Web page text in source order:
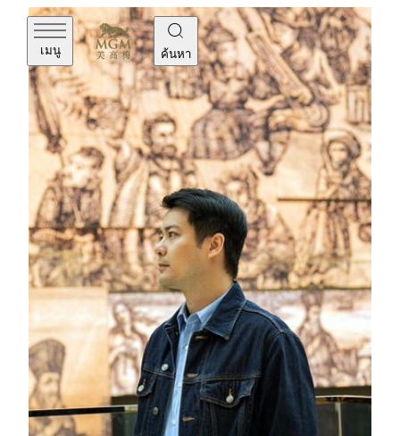
เมนู ค้นหา
1557 · Carrack
ศิลปินเคยเลียนแบบสไตล์แผนที่โบราณ ซึ่งสะท้อนให้เห็น
ถึงประวัติศาสตร์ของมาเก๊า ดังที่เขากล่าวไว้ว่า “ผม
อยากถ่ายทอดความคิดของผมผ่านผลงาน เพื่อให้ผู้คน
ตระหนักถึงการเปลี่ยนแปลงของมาเก๊ามากขึ้น” ในผล
งานชิ้นนี้ มีการวาดภาพเรือใบแครัค(Carrack) กำลังลอย
อยู่กลางมหาสมุทรอันลี้ลับ แล่นเรือออกสำรวจดินแดน
ใหม่ท่ามกลางดินแดนอันแปลกใหม่แห่งภาพลวงตาและ
ความเป็นจริง ร่วมกับกระดาษวาดเขียนที่ผ่านการเคลือบ
ด้วยชาและอะคริลิก ทำให้เกิดบรรยากาศของแผนที่
โบราณสมัยศตวรรษที่ 16 และ 17 ขนาดย่อส่วนที่ใช้ใน
ภาพวาดนี้ยังแสดงให้เห็นถึงฝีมืออันประณีตของศิลปินอีก
ด้วย
Eric Fok (เอริค ฟก)
ดูประวัติศิลปิน